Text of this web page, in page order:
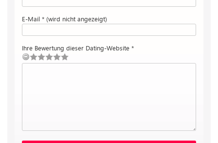
E-Mail * (wird nicht angezeigt)
Ihre Bewertung dieser Dating-Website *